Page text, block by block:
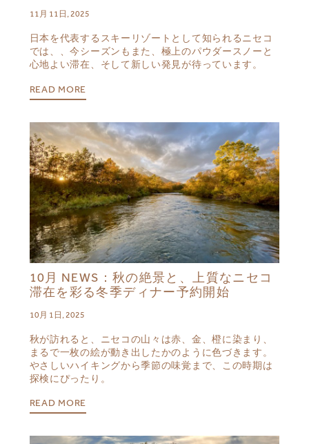
11月 11日, 2025
日本を代表するスキーリゾートとして知られるニセコ
では、、今シーズンもまた、極上のパウダースノーと
心地よい滞在、そして新しい発見が待っています。
READ MORE
10月 NEWS：秋の絶景と、上質なニセコ
滞在を彩る冬季ディナー予約開始
10月 1日, 2025
秋が訪れると、ニセコの山々は赤、金、橙に染まり、
まるで一枚の絵が動き出したかのように色づきます。
やさしいハイキングから季節の味覚まで、この時期は
探検にぴったり。
READ MORE